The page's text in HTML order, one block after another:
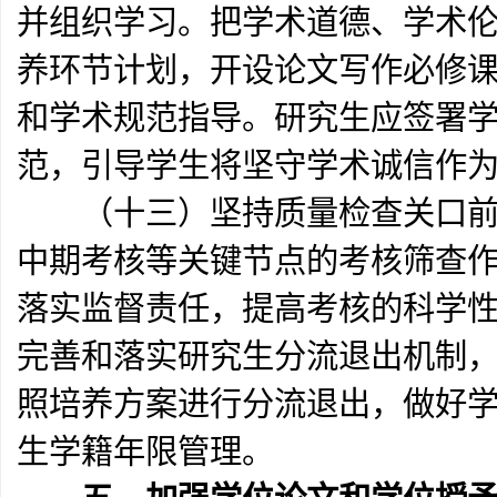
并组织学习。把学术道德、学术
养环节计划，开设论文写作必修
和学术规范指导。研究生应签署
范，引导学生将坚守学术诚信作
（十三）坚持质量检查关口前
中期考核等关键节点的考核筛查
落实监督责任，提高考核的科学
完善和落实研究生分流退出机制
照培养方案进行分流退出，做好
生学籍年限管理。